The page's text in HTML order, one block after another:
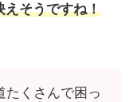
えそうですね！
たくさんで困っ